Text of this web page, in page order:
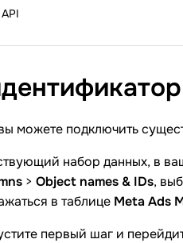
можете подключить
набор данных, в
> Object names & IDs,
в таблице Meta Ads
первый шаг и